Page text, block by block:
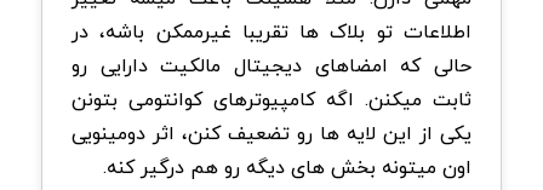
اطلاعات تو بلاک ها تقریبا غیرممکن باشه، در
حالی که امضاهای دیجیتال مالکیت دارایی رو
ثابت میکنن. اگه کامپیوترهای کوانتومی بتونن
یکی از این لایه ها رو تضعیف کنن، اثر دومینویی
اون میتونه بخش های دیگه رو هم درگیر کنه.